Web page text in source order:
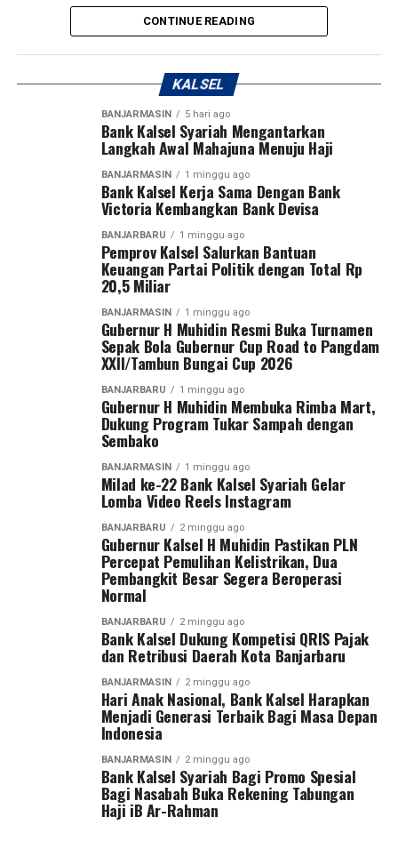
Gubernur H. Muhidin pun berpesan agar seluruh pemain
menjunjung tinggi sportivitas, sedangkan perangkat
pertandingan diminta memimpin kompetisi secara
Dengan mengucapkan Bismillahirrahmanirrahim,
Gubernur H. Muhidin secara resmi membuka Turnamen
Sepak Bola Gubernur Cup Road to Pangdam
XXII/Tambun Bungai Cup 2026.
Sementara itu, Pangdam XXII/Tambun Bungai Mayjen
TNI Zainal Arifin menegaskan turnamen ini merupakan
langkah nyata Kodam XXII/Tambun Bungai dalam
membangun ekosistem pembinaan sepak bola di dua
wilayah yang berada di bawah tanggung jawabnya, yakni
Kalimantan Selatan dan Kalimantan Tengah.
sekitar satu tahun, diperlukan wadah kompetisi yang
mampu menjaring talenta-talenta muda terbaik.
“Karena kita baru berdiri sekitar satu tahun dan
memiliki dua wilayah, yaitu Kalimantan Tengah dan
Kalimantan Selatan. Oleh karena itu, kami menggelar
turnamen sepak bola ini untuk mencari bibit-bibit anak
muda dari kedua provinsi tersebut,” ujar Pangdam Zainal
Pangdam menegaskan sepak bola bukan hanya olahraga
yang paling digemari masyarakat, tetapi juga sarana
membentuk karakter generasi muda melalui nilai
disiplin, kerja sama, sportivitas, dan semangat juang.
Turnamen ini diikuti 27 tim, terdiri dari 13 klub asal
Kalimantan Selatan dan 14 klub asal Kalimantan
Tengah. Dua tim terbaik dari masing-masing provinsi
akan melaju ke putaran final Pangdam XXII/Tambun
Bungai Cup 2026 yang dijadwalkan berlangsung di
Stadion Sangga Buana, Kalimantan Tengah, pada 6–8
mengajak seluruh elemen masyarakat untuk bersama-
sama menciptakan lingkungan yang aman, nyaman, dan
“Selamat Hari Anak Nasional. Mari terus hadir dengan
penuh kasih agar anak-anak dapat tumbuh, bermimpi,
dan menjadi generasi terbaik bagi masa depan
Indonesia,” demikian pesan Bank Kalsel. [adv/riv]
Post Views: 37
Sebarkan
WhatsApp 0
Messenger 0 Twitter 0
CONTINUE READING
KALSEL
BANJARMASIN 5 hari ago
Bank Kalsel Syariah Mengantarkan
Langkah Awal Mahajuna Menuju Haji
BANJARMASIN 1 minggu ago
Bank Kalsel Kerja Sama Dengan Bank
Victoria Kembangkan Bank Devisa
BANJARBARU 1 minggu ago
Pemprov Kalsel Salurkan Bantuan
Keuangan Partai Politik dengan Total Rp
20,5 Miliar
BANJARMASIN 1 minggu ago
Gubernur H Muhidin Resmi Buka Turnamen
Sepak Bola Gubernur Cup Road to Pangdam
XXII/Tambun Bungai Cup 2026
BANJARBARU 1 minggu ago
Gubernur H Muhidin Membuka Rimba Mart,
Dukung Program Tukar Sampah dengan
Sembako
BANJARMASIN 1 minggu ago
Milad ke-22 Bank Kalsel Syariah Gelar
Lomba Video Reels Instagram
BANJARBARU 2 minggu ago
Gubernur Kalsel H Muhidin Pastikan PLN
Percepat Pemulihan Kelistrikan, Dua
Pembangkit Besar Segera Beroperasi
Normal
BANJARBARU 2 minggu ago
Bank Kalsel Dukung Kompetisi QRIS Pajak
dan Retribusi Daerah Kota Banjarbaru
BANJARMASIN 2 minggu ago
Hari Anak Nasional, Bank Kalsel Harapkan
Menjadi Generasi Terbaik Bagi Masa Depan
Indonesia
BANJARMASIN 2 minggu ago
Bank Kalsel Syariah Bagi Promo Spesial
Bagi Nasabah Buka Rekening Tabungan
Haji iB Ar-Rahman